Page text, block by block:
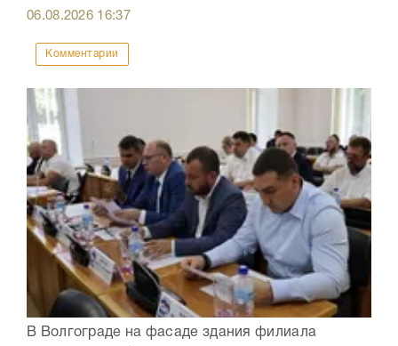
06.08.2026 16:37
Комментарии
В Волгограде на фасаде здания филиала